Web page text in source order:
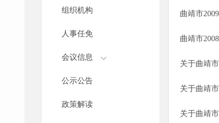
组织机构
人事任免
会议信息
公示公告
政策解读
曲靖市
曲靖市
关于曲靖
关于曲靖
关于曲靖